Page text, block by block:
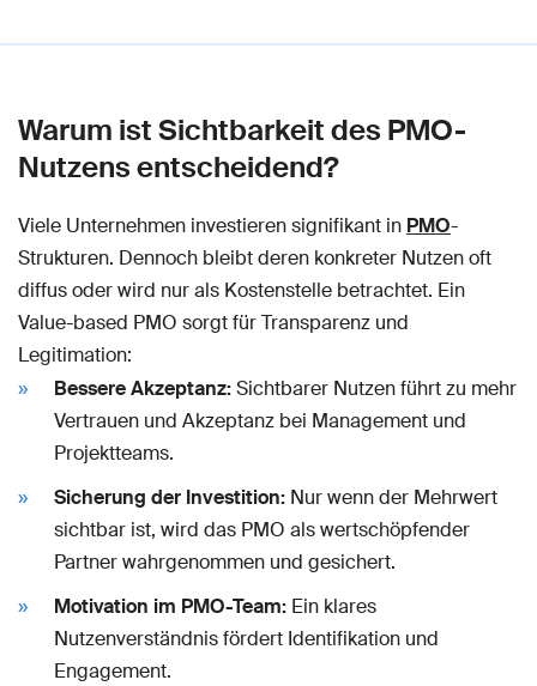
Warum ist Sichtbarkeit des PMO-
Nutzens entscheidend?
Viele Unternehmen investieren signifikant in PMO-
Strukturen. Dennoch bleibt deren konkreter Nutzen oft
diffus oder wird nur als Kostenstelle betrachtet. Ein
Value-based PMO sorgt für Transparenz und
Legitimation:
Bessere Akzeptanz:Sichtbarer Nutzen führt zu mehr
Vertrauen und Akzeptanz bei Management und
Projektteams.
Sicherung der Investition: Nur wenn der Mehrwert
sichtbar ist, wird das PMO als wertschöpfender
Partner wahrgenommen und gesichert.
Motivation im PMO-Team: Ein klares
Nutzenverständnis fördert Identifikation und
Engagement.